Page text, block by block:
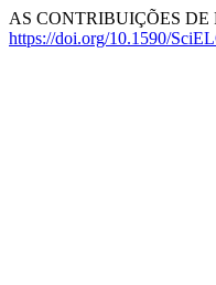
AS CONTRIBUIÇÕES
https://doi.org/10.1590/